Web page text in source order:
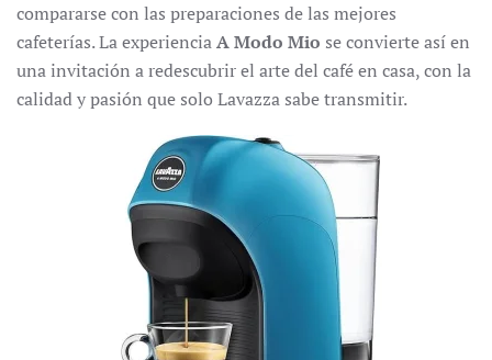
compararse con las preparaciones de las mejores
cafeterías. La experienciaA Modo Mio se convierte así en
una invitación a redescubrir el arte del café en casa, con la
calidad y pasión que solo Lavazza sabe transmitir.